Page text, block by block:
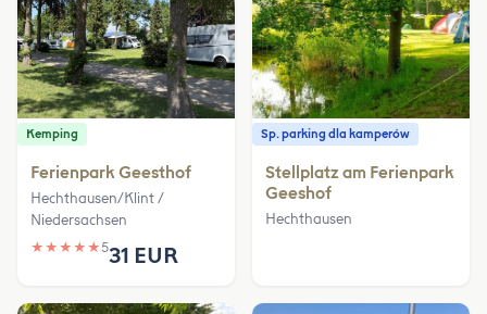
Kemping
Ferienpark Geesthof
Hechthausen/Klint /
Niedersachsen
★ ★ ★ ★ ★531 EUR
Sp. parking dla kamperów
Stellplatz am Ferienpark
Geeshof
Hechthausen